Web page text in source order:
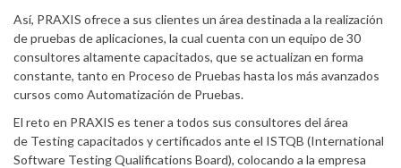
Así, PRAXIS ofrece a sus clientes un área destinada a la realización
de pruebas de aplicaciones, la cual cuenta con un equipo de 30
consultores altamente capacitados, que se actualizan en forma
constante, tanto en Proceso de Pruebas hasta los más avanzados
cursos como Automatización de Pruebas.
El reto en PRAXIS es tener a todos sus consultores del área
de Testing capacitados y certificados ante el ISTQB (International
Software Testing Qualifications Board), colocando a la empresa